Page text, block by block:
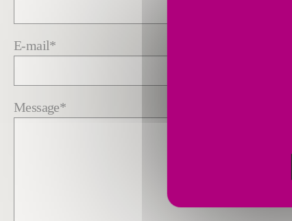
E-mail*
Message*